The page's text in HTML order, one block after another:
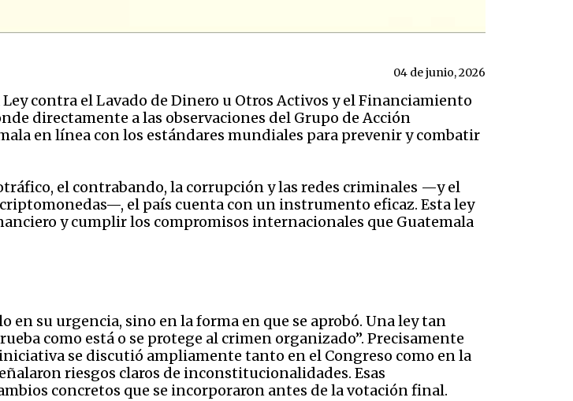
04 de junio, 2026
contra el Lavado de Dinero u Otros Activos y el Financiamiento
directamente a las observaciones del Grupo de Acción
en línea con los estándares mundiales para prevenir y combatir
el contrabando, la corrupción y las redes criminales —y el
el país cuenta con un instrumento eficaz. Esta ley
y cumplir los compromisos internacionales que Guatemala
en su urgencia, sino en la forma en que se aprobó. Una ley tan
como está o se protege al crimen organizado”. Precisamente
se discutió ampliamente tanto en el Congreso como en la
riesgos claros de inconstitucionalidades. Esas
concretos que se incorporaron antes de la votación final.